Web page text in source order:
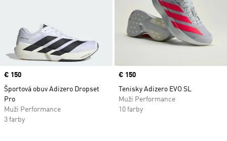
Price
€ 150
Športová obuv Adizero Dropset
Pro
Muži Performance
3 farby
Price
€ 150
Tenisky Adizero EVO SL
Muži Performance
10 farby